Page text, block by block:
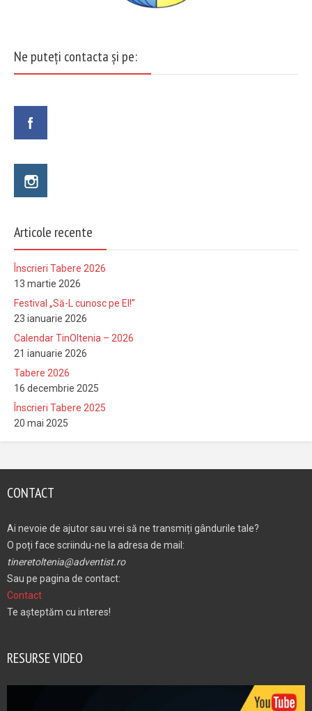
Ne puteți contacta și pe:
Articole recente
Înscrieri Tabere 2026
13 martie 2026
Festival „Să-L cunosc pe El!”
23 ianuarie 2026
Calendar TinOltenia – 2026
21 ianuarie 2026
Tabere 2026
16 decembrie 2025
Înscrieri Tabere 2025
20 mai 2025
CONTACT
Ai nevoie de ajutor sau vrei să ne transmiți gândurile tale?
O poți face scriindu-ne la adresa de mail:
tineretoltenia@adventist.ro
Sau pe pagina de contact:
Contact
Te așteptăm cu interes!
RESURSE VIDEO